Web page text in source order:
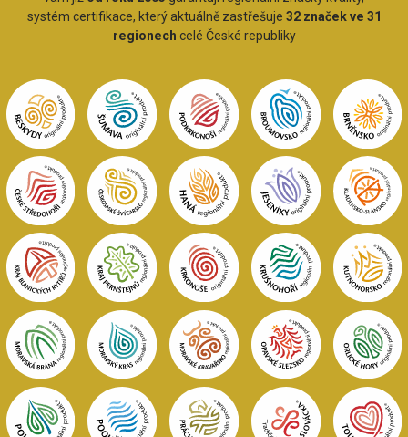
systém certifikace, který aktuálně zastřešuje 32 značek ve 31
regionech celé České republiky